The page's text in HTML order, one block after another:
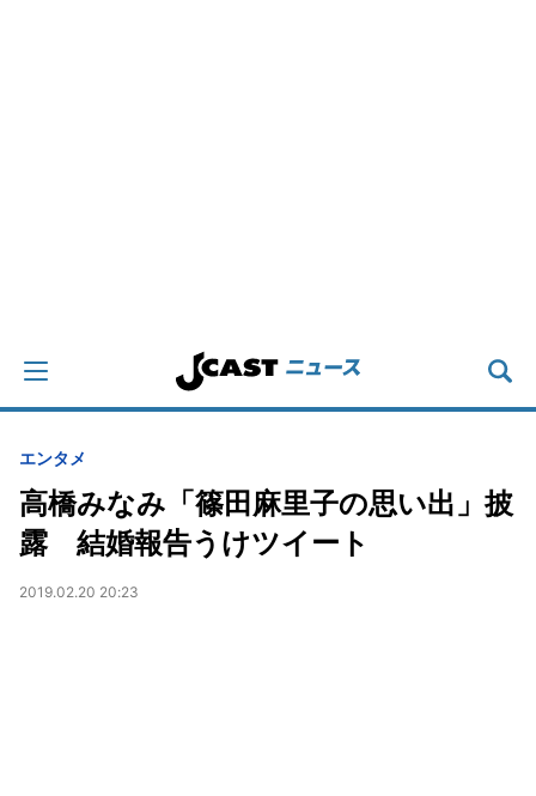
エンタメ
高橋みなみ「篠田麻里子の思い出」披
露 結婚報告うけツイート
2019.02.20 20:23